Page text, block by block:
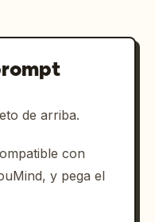
y hojas
relación de
rostro del
cabello, la
rama de flores en
de arriba.
con
y pega el